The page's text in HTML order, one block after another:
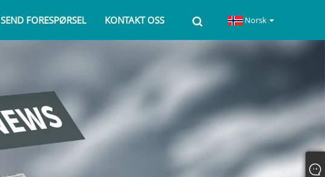
SEND FORESPØRSEL KONTAKT OSS Norsk‎